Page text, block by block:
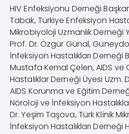
HIV Enfeksiyonu Derneği
Tabak, Türkiye Enfeksiyon
Mikrobiyoloji Uzmanlık Derneği
Prof. Dr. Özgür Günal,
İnfeksiyon Hastalıkları Derneği
Mustafa Kemal Çelen, AIDS ve
Hastalıklar Derneği Üyesi Uzm.
AIDS Korunma ve Eğitim
Nöroloji ve İnfeksiyon
Dr. Yeşim Taşova, Türk Klinik
İnfeksiyon Hastalıkları Derneği